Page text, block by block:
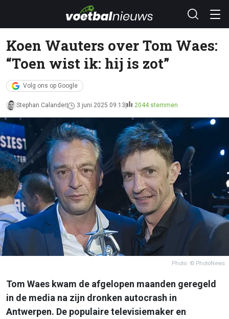
Koen Wauters over Tom Waes:
“Toen wist ik: hij is zot”
Volg ons op Google
Stephan Calander 3 juni 2025 09:13 2044 stemmen
Photo: © PhotoNews
Tom Waes kwam de afgelopen maanden geregeld
in de media na zijn dronken autocrash in
Antwerpen. De populaire televisiemaker en